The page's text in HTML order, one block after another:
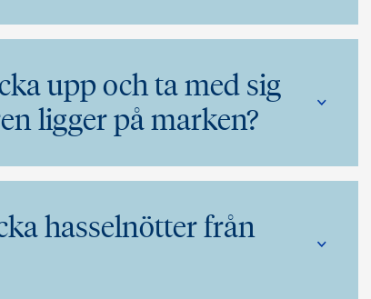
upp och ta med sig
ligger på marken?
hasselnötter från